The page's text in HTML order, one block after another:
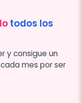
todos los
y consigue un
mes por ser